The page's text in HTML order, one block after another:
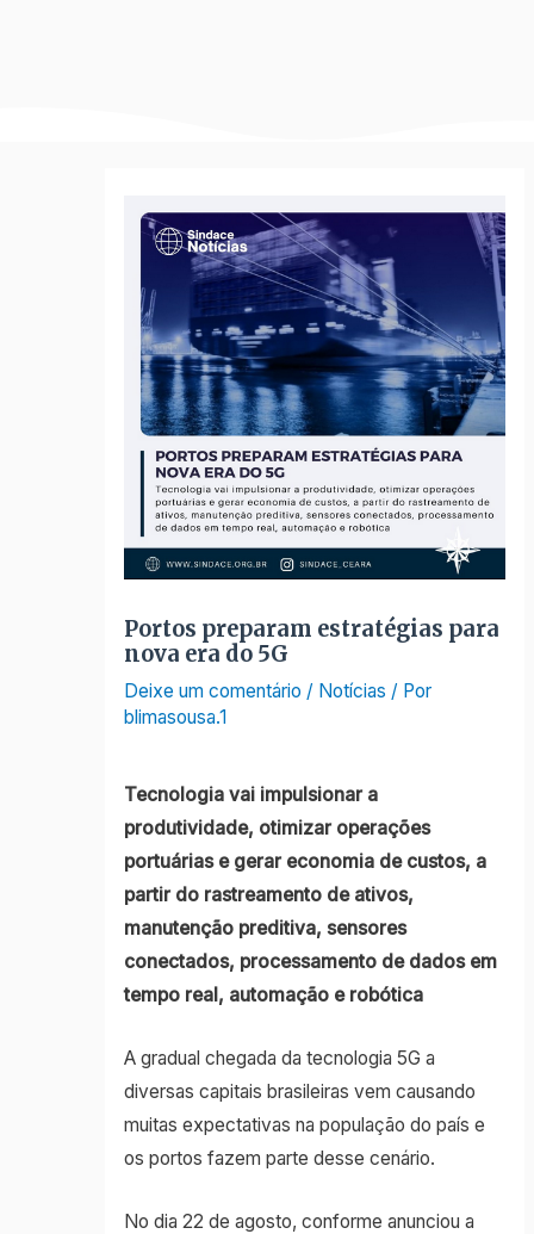
Portos preparam estratégias para
nova era do 5G
Deixe um comentário / Notícias / Por
blimasousa.1
Tecnologia vai impulsionar a
produtividade, otimizar operações
portuárias e gerar economia de custos, a
partir do rastreamento de ativos,
manutenção preditiva, sensores
conectados, processamento de dados em
tempo real, automação e robótica
A gradual chegada da tecnologia 5G a
diversas capitais brasileiras vem causando
muitas expectativas na população do país e
os portos fazem parte desse cenário.
No dia 22 de agosto, conforme anunciou a